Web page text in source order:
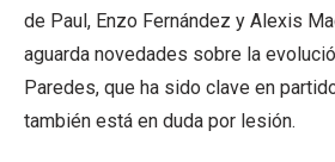
de Paul, Enzo Fernández y Alexis
aguarda novedades sobre la
Paredes, que ha sido clave en
también está en duda por lesión.